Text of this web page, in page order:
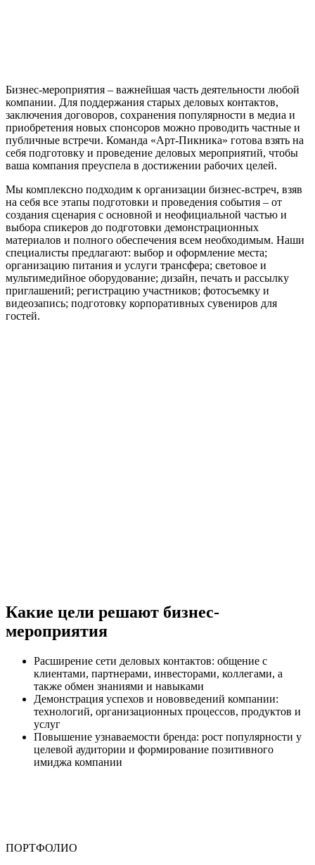
Бизнес-мероприятия – важнейшая часть деятельности любой
компании. Для поддержания старых деловых контактов,
заключения договоров, сохранения популярности в медиа и
приобретения новых спонсоров можно проводить частные и
публичные встречи. Команда «Арт-Пикника» готова взять на
себя подготовку и проведение деловых мероприятий, чтобы
ваша компания преуспела в достижении рабочих целей.
Мы комплексно подходим к организации бизнес-встреч, взяв
на себя все этапы подготовки и проведения события – от
создания сценария с основной и неофициальной частью и
выбора спикеров до подготовки демонстрационных
материалов и полного обеспечения всем необходимым. Наши
специалисты предлагают: выбор и оформление места;
организацию питания и услуги трансфера; световое и
мультимедийное оборудование; дизайн, печать и рассылку
приглашений; регистрацию участников; фотосъемку и
видеозапись; подготовку корпоративных сувениров для
гостей.
Какие цели решают бизнес-
мероприятия
Расширение сети деловых контактов: общение с
клиентами, партнерами, инвесторами, коллегами, а
также обмен знаниями и навыками
Демонстрация успехов и нововведений компании:
технологий, организационных процессов, продуктов и
услуг
Повышение узнаваемости бренда: рост популярности у
целевой аудитории и формирование позитивного
имиджа компании
ПОРТФОЛИО